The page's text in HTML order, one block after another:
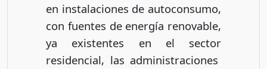
en instalaciones de autoconsumo,
con fuentes de energía renovable,
ya existentes en el sector
residencial, las administraciones